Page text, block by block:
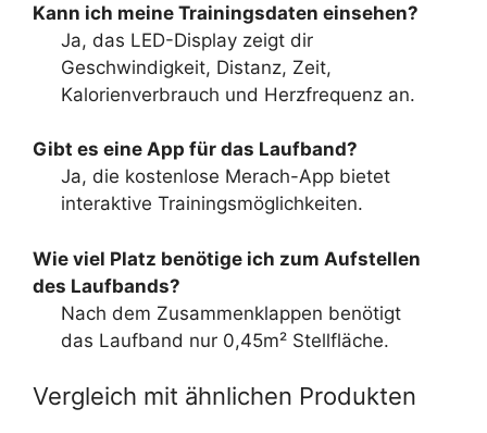
Kann ich meine Trainingsdaten einsehen?
Ja, das LED-Display zeigt dir
Geschwindigkeit, Distanz, Zeit,
Kalorienverbrauch und Herzfrequenz an.
Gibt es eine App für das Laufband?
Ja, die kostenlose Merach-App bietet
interaktive Trainingsmöglichkeiten.
Wie viel Platz benötige ich zum Aufstellen
des Laufbands?
Nach dem Zusammenklappen benötigt
das Laufband nur 0,45m² Stellfläche.
Vergleich mit ähnlichen Produkten